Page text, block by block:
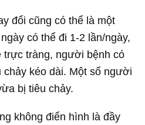
đổi cũng có thể là một
có thể đi 1-2 lần/ngày,
trực tràng, người bệnh có
chảy kéo dài. Một số người
bị tiêu chảy.
không điển hình là đầy